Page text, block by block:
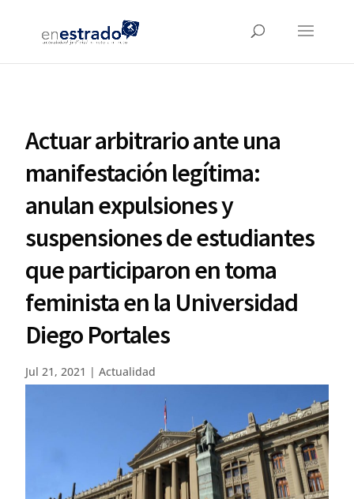
Actuar arbitrario ante una
manifestación legítima:
anulan expulsiones y
suspensiones de estudiantes
que participaron en toma
feminista en la Universidad
Diego Portales
Jul 21, 2021 |Actualidad